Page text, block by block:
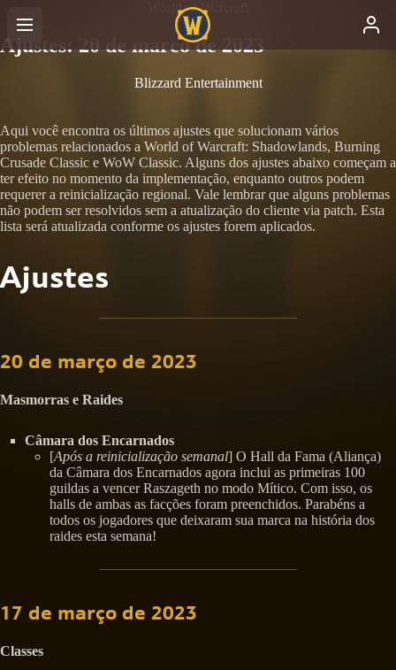
World of Warcraft
Ajustes: 20 de marco de 2023
Blizzard Entertainment
Aqui você encontra os últimos ajustes que solucionam vários
problemas relacionados a World of Warcraft: Shadowlands, Burning
Crusade Classic e WoW Classic. Alguns dos ajustes abaixo começam a
ter efeito no momento da implementação, enquanto outros podem
requerer a reinicialização regional. Vale lembrar que alguns problemas
não podem ser resolvidos sem a atualização do cliente via patch. Esta
lista será atualizada conforme os ajustes forem aplicados.
Ajustes
20 de março de 2023
Masmorras e Raides
Câmara dos Encarnados
[Após a reinicialização semanal] O Hall da Fama (Aliança)
da Câmara dos Encarnados agora inclui as primeiras 100
guildas a vencer Raszageth no modo Mítico. Com isso, os
halls de ambas as facções foram preenchidos. Parabéns a
todos os jogadores que deixaram sua marca na história dos
raides esta semana!
17 de março de 2023
Classes